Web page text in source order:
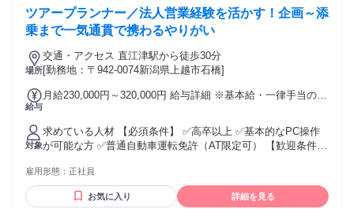
ツアープランナー／法人営業経験を活かす！企画～添
乗まで一気通貫で携わるやりがい
場所
交通・アクセス 直江津駅から徒歩30分
[勤務地：〒942-0074新潟県上越市石橋]
給与
月給230,000円～320,000円 給与詳細 ※基本給・一律手当の総
手当】 全員に一律で支払われる通勤・皆勤・家族手当金額：
なし 全員に一律で支払われるその他手当金額：あり 1ヶ月あ
たり2万円 【一律手当】 調整手当：月2万円 【その他手当】
家族手当：1万2000円（世帯主） 取扱管理者手当（総合）：1
【賞与】 年2回 ※給与は経験年数により優遇あり
対象
求めている人材 【必須条件】 ✅高卒以上 ✅基本的なPC操作
が可能な方 ✅普通自動車運転免許（AT限定可） 【歓迎条件】
法人営業経験優遇 ⏩「総合取扱管理者」の資格保持者優遇 年
齢の条件と理由：あり（例外事由1号・60歳未満（定年のた
雇用形態： 正社員
お気に入り 詳細を見る